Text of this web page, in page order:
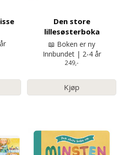
Den store
lillesøsterboka
📖 Boken er ny
Innbundet | 2-4 år
249,-
Kjøp